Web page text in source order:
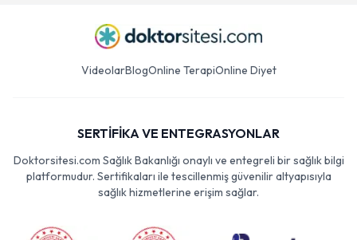
VideolarBlogOnline TerapiOnline Diyet
SERTİFİKA VE ENTEGRASYONLAR
Doktorsitesi.com Sağlık Bakanlığı onaylı ve entegreli bir sağlık bilgi
platformudur. Sertifikaları ile tescillenmiş güvenilir altyapısıyla
sağlık hizmetlerine erişim sağlar.